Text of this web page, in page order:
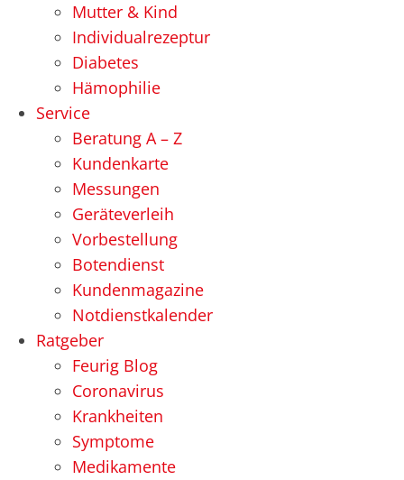
Mutter & Kind
Individualrezeptur
Diabetes
Hämophilie
Service
Beratung A – Z
Kundenkarte
Messungen
Geräteverleih
Vorbestellung
Botendienst
Kundenmagazine
Notdienstkalender
Ratgeber
Feurig Blog
Coronavirus
Krankheiten
Symptome
Medikamente